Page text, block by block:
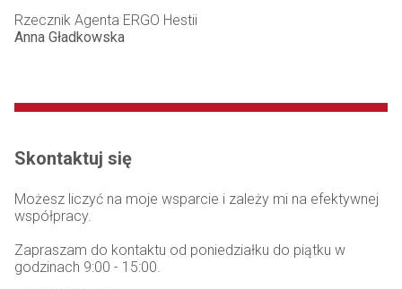
Rzecznik Agenta ERGO Hestii
Anna Gładkowska
Skontaktuj się
Możesz liczyć na moje wsparcie i zależy mi na efektywnej
współpracy.
Zapraszam do kontaktu od poniedziałku do piątku w
godzinach 9:00 - 15:00.